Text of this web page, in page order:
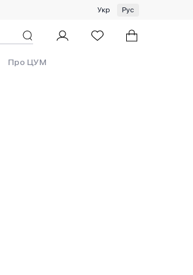
на одежду и платки ЦУМ by GUNIA
Укр Рус
Про ЦУМ